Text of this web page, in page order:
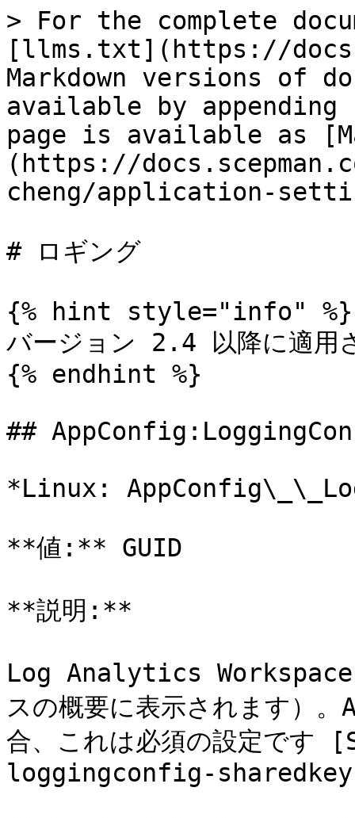
> For the complete
[llms.txt](https://
Markdown versions of
available by
page is available as
(https://
cheng/application-
# ロギング
{% hint style="info" %}
バージョン 2.4 以降に適用
{% endhint %}
##
*Linux:
**値:** GUID
**説明:**
Log Analytics Workspace
スの概要に表示されます）
合、これは必須の設定で
loggingconfig-